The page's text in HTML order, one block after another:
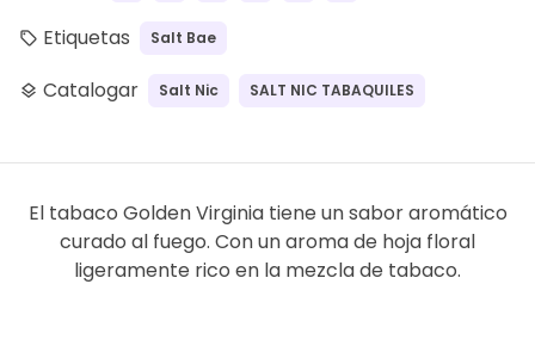
local_offer Etiquetas Salt Bae
layers Catalogar Salt Nic SALT NIC TABAQUILES
El tabaco Golden Virginia tiene un sabor aromático
curado al fuego. Con un aroma de hoja floral
ligeramente rico en la mezcla de tabaco.